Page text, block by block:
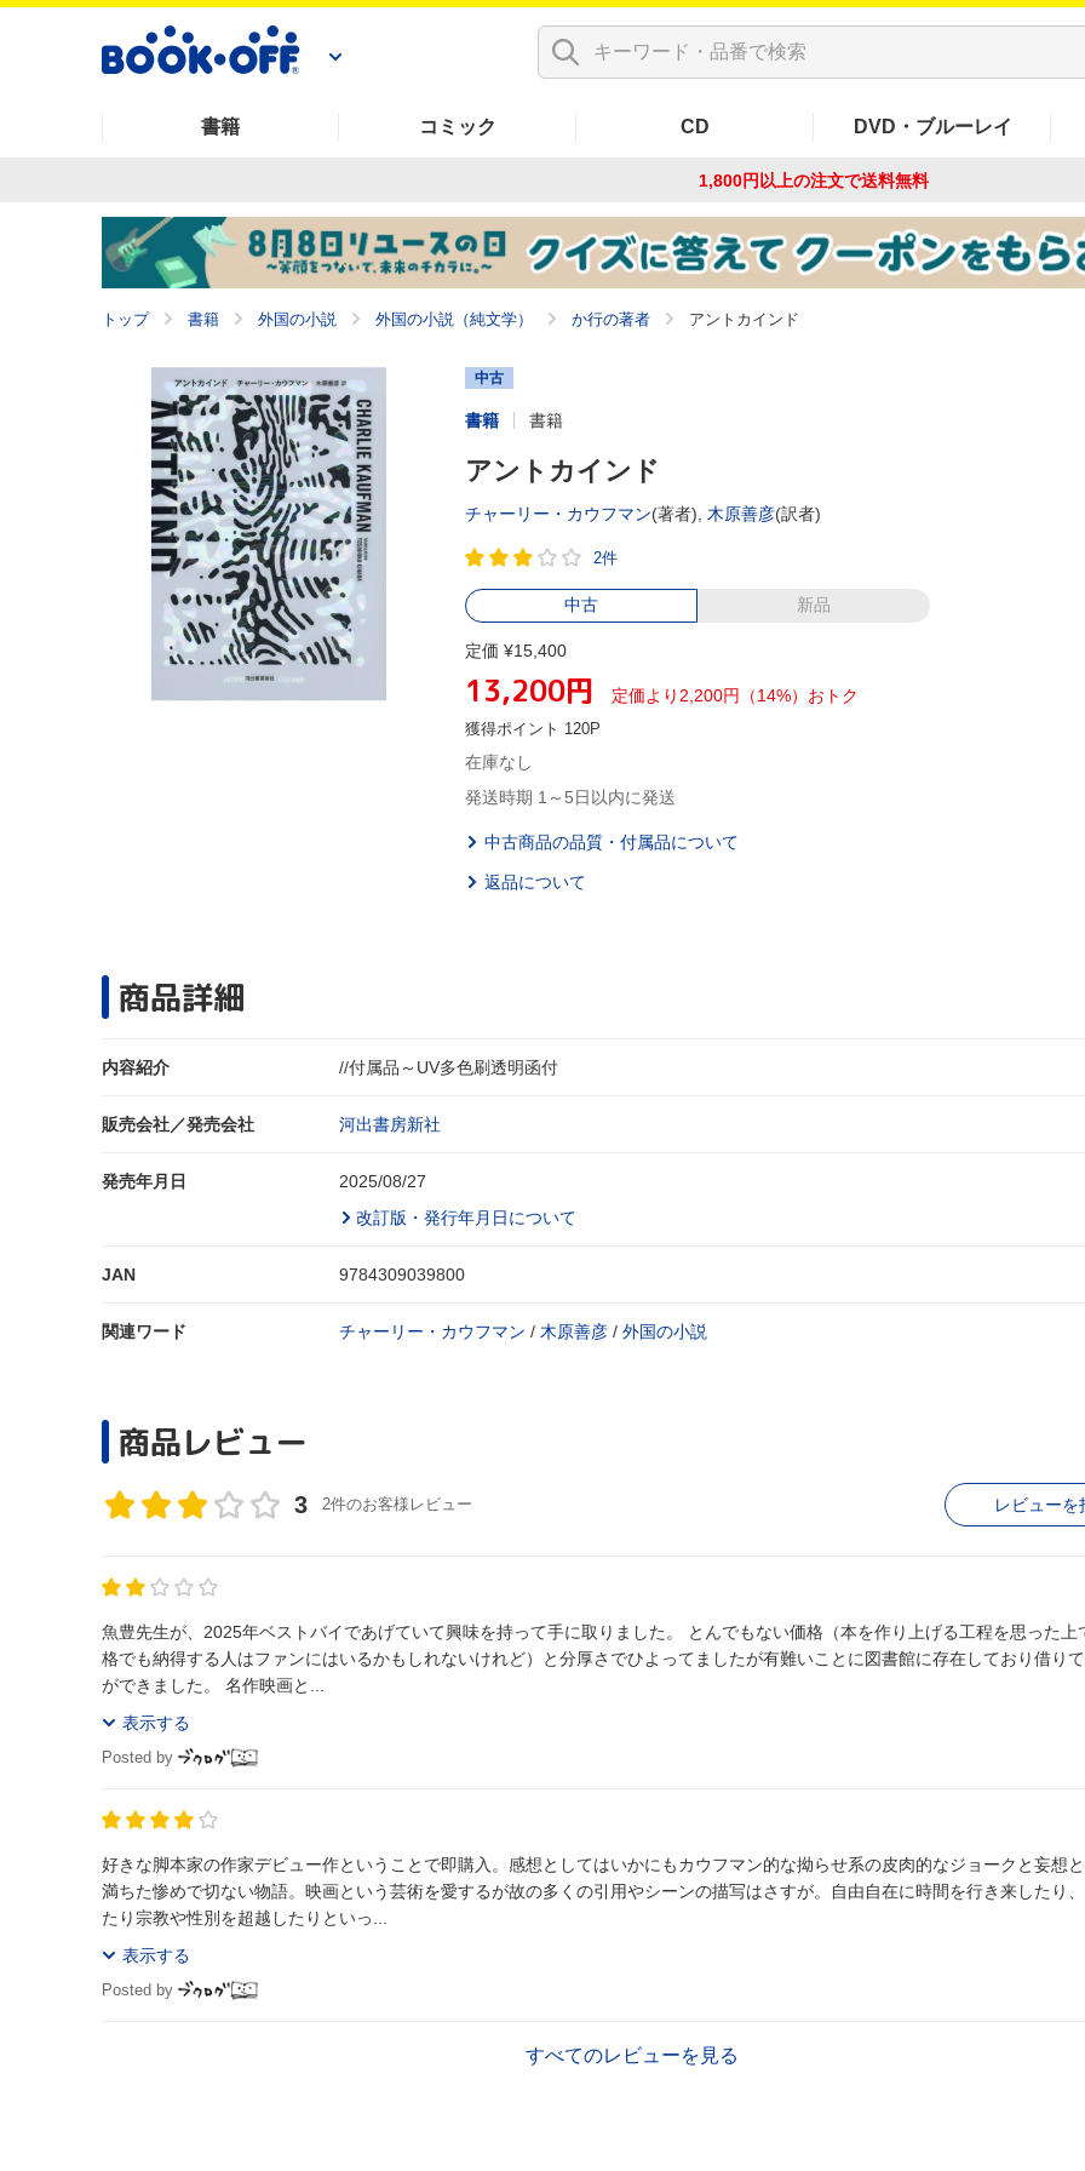
書籍 コミック CD DVD・ブルーレイ
1,800円以上の注文で送料無料
トップ 書籍 外国の小説 外国の小説（純文学） か行の著者 アントカインド
中古
書籍 書籍
アントカインド
チャーリー・カウフマン(著者), 木原善彦(訳者)
2件
中古 新品
定価 ¥15,400
13,200円 定価より2,200円（14%）おトク
獲得ポイント 120P
在庫なし
発送時期 1～5日以内に発送
中古商品の品質・付属品について
返品について
商品詳細
内容紹介 //付属品～UV多色刷透明函付
販売会社／発売会社 河出書房新社
発売年月日
2025/08/27
改訂版・発行年月日について
JAN 9784309039800
関連ワード チャーリー・カウフマン / 木原善彦 / 外国の小説
商品レビュー
3 2件のお客様レビュー レビューを
魚豊先生が、2025年ベストバイであげていて興味を持って手に取りました。 とんでもない価格（本を作り上げる工程を思った上
格でも納得する人はファンにはいるかもしれないけれど）と分厚さでひよってましたが有難いことに図書館に存在しており借り
ができました。 名作映画と...
表示する
Posted by
好きな脚本家の作家デビュー作ということで即購入。感想としてはいかにもカウフマン的な拗らせ系の皮肉的なジョークと妄想
満ちた惨めで切ない物語。映画という芸術を愛するが故の多くの引用やシーンの描写はさすが。自由自在に時間を行き来したり、
たり宗教や性別を超越したりといっ...
表示する
Posted by
すべてのレビューを見る